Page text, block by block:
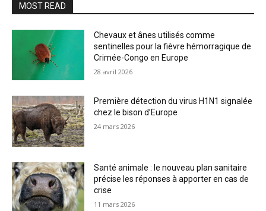
MOST READ
Chevaux et ânes utilisés comme
sentinelles pour la fièvre hémorragique de
Crimée-Congo en Europe
28 avril 2026
Première détection du virus H1N1 signalée
chez le bison d’Europe
24 mars 2026
Santé animale : le nouveau plan sanitaire
précise les réponses à apporter en cas de
crise
11 mars 2026